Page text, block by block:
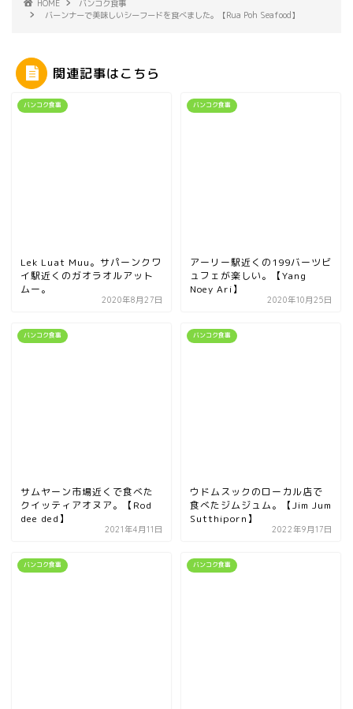
HOME
バンコク食事
バーンナーで美味しいシーフードを食べました。【Rua Poh Seafood】
関連記事はこちら
バンコク食事
Lek Luat Muu。サパーンクワ
イ駅近くのガオラオルアット
ムー。
2020年8月27日
バンコク食事
アーリー駅近くの199バーツビ
ュフェが楽しい。【Yang
Noey Ari】
2020年10月25日
バンコク食事
サムヤーン市場近くで食べた
クイッティアオヌア。【Rod
dee ded】
2021年4月11日
バンコク食事
ウドムスックのローカル店で
食べたジムジュム。【Jim Jum
Sutthiporn】
2022年9月17日
バンコク食事 バンコク食事